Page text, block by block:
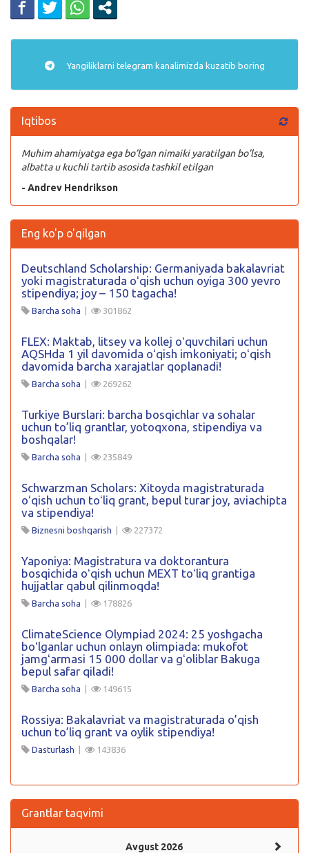
Yangiliklarni telegram kanalimizda kuzatib boring
Iqtibos
Muhim ahamiyatga ega bo’lgan nimaiki yaratilgan bo’lsa,
albatta u kuchli tartib asosida tashkil etilgan
- Andrev Hendrikson
Eng ko'p o'qilgan
Deutschland Scholarship: Germaniyada bakalavriat
yoki magistraturada oʻqish uchun oyiga 300 yevro
stipendiya; joy – 150 tagacha!
Barcha soha | 301862
FLEX: Maktab, litsey va kollej oʻquvchilari uchun
AQSHda 1 yil davomida oʻqish imkoniyati; oʻqish
davomida barcha xarajatlar qoplanadi!
Barcha soha | 269262
Turkiye Burslari: barcha bosqichlar va sohalar
uchun to’liq grantlar, yotoqxona, stipendiya va
boshqalar!
Barcha soha | 235849
Schwarzman Scholars: Xitoyda magistraturada
oʻqish uchun toʻliq grant, bepul turar joy, aviachipta
va stipendiya!
Biznesni boshqarish | 227372
Yaponiya: Magistratura va doktorantura
bosqichida oʻqish uchun MEXT toʻliq grantiga
hujjatlar qabul qilinmoqda!
Barcha soha | 178826
ClimateScience Olympiad 2024: 25 yoshgacha
boʻlganlar uchun onlayn olimpiada: mukofot
jamgʻarmasi 15 000 dollar va gʻoliblar Bakuga
bepul safar qiladi!
Barcha soha | 149615
Rossiya: Bakalavriat va magistraturada o’qish
uchun to’liq grant va oylik stipendiya!
Dasturlash | 143836
Grantlar taqvimi
Avgust 2026